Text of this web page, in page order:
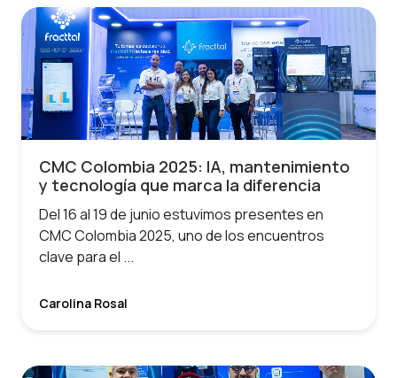
CMC Colombia 2025: IA, mantenimiento
y tecnología que marca la diferencia
Del 16 al 19 de junio estuvimos presentes en
CMC Colombia 2025, uno de los encuentros
clave para el ...
Carolina Rosal